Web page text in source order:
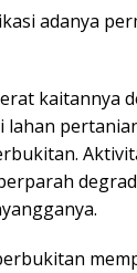
adanya
kaitannya
lahan